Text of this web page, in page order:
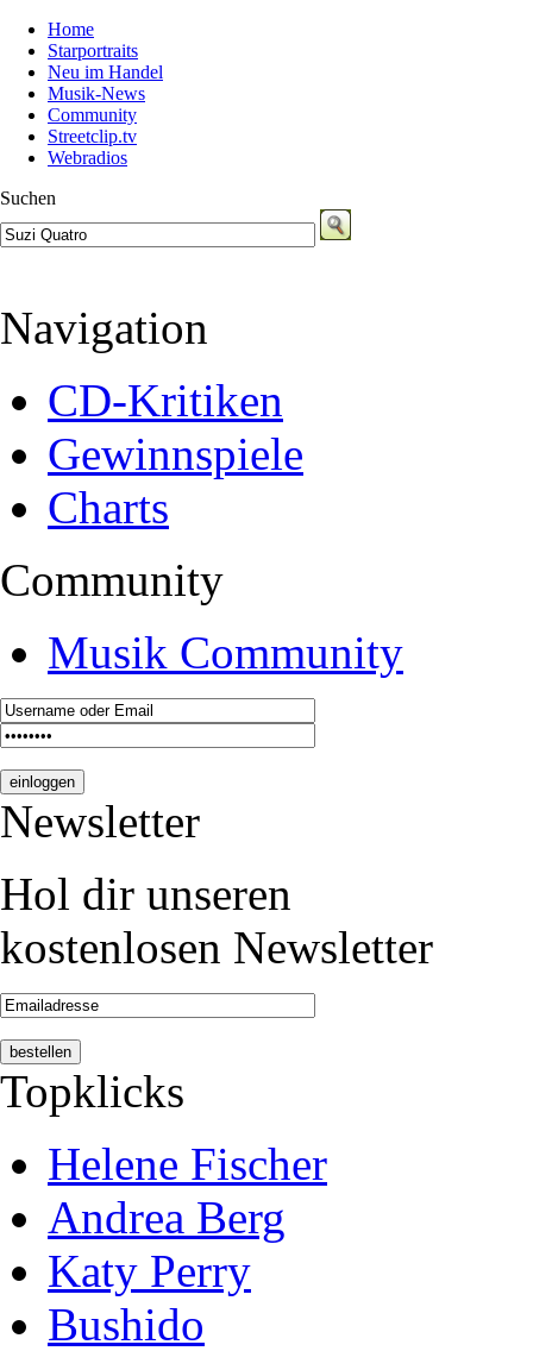
Home
Starportraits
Neu im Handel
Musik-News
Community
Streetclip.tv
Webradios
Suchen
Navigation
CD-Kritiken
Gewinnspiele
Charts
Community
Musik Community
Newsletter
Hol dir unseren
kostenlosen Newsletter
Topklicks
Helene Fischer
Andrea Berg
Katy Perry
Bushido